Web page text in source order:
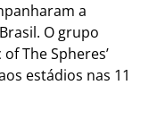
a
O grupo
The Spheres’
estádios nas 11